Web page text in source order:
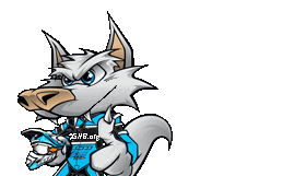
contenuto